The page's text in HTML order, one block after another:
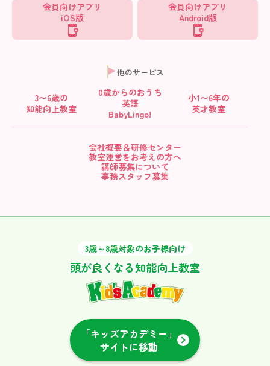
会員向けアプリ
iOS版
会員向けアプリ
Android版
他のサービス
3〜6歳の
知能向上教室
0歳からのおうち
英語
BabyLingo!
小1〜6年の
英才教室
会社概要＆研修センター
教室運営をお考えの方へ
講師募集について
事務スタッフ募集
3歳～8歳対象のお子様向け
頭が良くなる知能向上教室
「キッズアカデミー」
サイトに移動